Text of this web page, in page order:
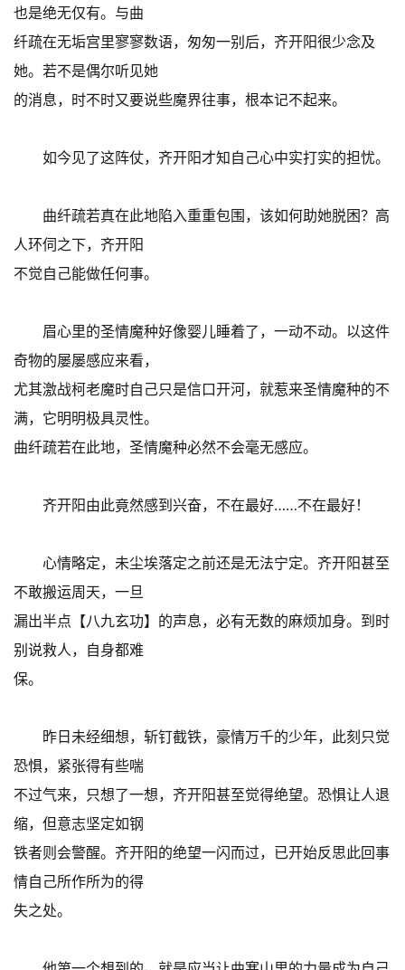
也是绝无仅有。与曲
纤疏在无垢宫里寥寥数语，匆匆一别后，齐开阳很少念及
她。若不是偶尔听见她
的消息，时不时又要说些魔界往事，根本记不起来。
如今见了这阵仗，齐开阳才知自己心中实打实的担忧。
曲纤疏若真在此地陷入重重包围，该如何助她脱困？高
人环伺之下，齐开阳
不觉自己能做任何事。
眉心里的圣情魔种好像婴儿睡着了，一动不动。以这件
奇物的屡屡感应来看，
尤其激战柯老魔时自己只是信口开河，就惹来圣情魔种的不
满，它明明极具灵性。
曲纤疏若在此地，圣情魔种必然不会毫无感应。
齐开阳由此竟然感到兴奋，不在最好……不在最好！
心情略定，未尘埃落定之前还是无法宁定。齐开阳甚至
不敢搬运周天，一旦
漏出半点【八九玄功】的声息，必有无数的麻烦加身。到时
别说救人，自身都难
保。
昨日未经细想，斩钉截铁，豪情万千的少年，此刻只觉
恐惧，紧张得有些喘
不过气来，只想了一想，齐开阳甚至觉得绝望。恐惧让人退
缩，但意志坚定如钢
铁者则会警醒。齐开阳的绝望一闪而过，已开始反思此回事
情自己所作所为的得
失之处。